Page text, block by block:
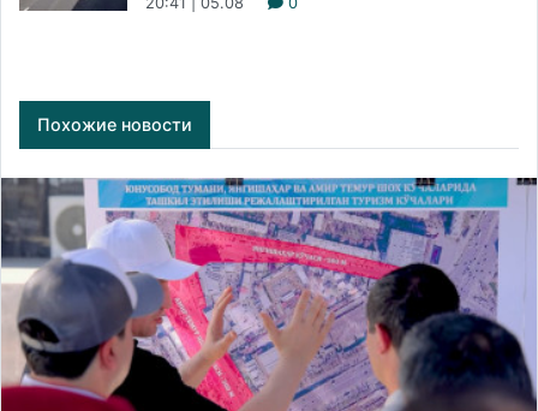
Похожие новости